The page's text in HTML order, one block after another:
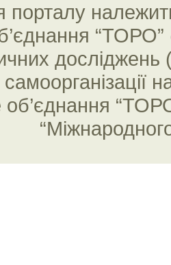
порталу
самоорганізації